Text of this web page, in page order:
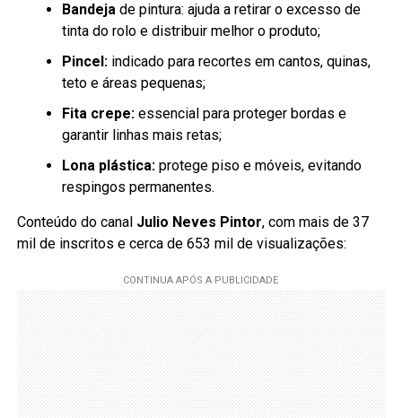
Bandejade pintura: ajuda a retirar o excesso de
tinta do rolo e distribuir melhor o produto;
Pincel:indicado para recortes em cantos, quinas,
teto e áreas pequenas;
Fita crepe:essencial para proteger bordas e
garantir linhas mais retas;
Lona plástica:protege piso e móveis, evitando
respingos permanentes.
Conteúdo do canal Julio Neves Pintor, com mais de 37
mil de inscritos e cerca de 653 mil de visualizações: